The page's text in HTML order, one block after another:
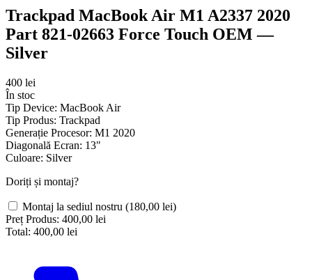
Trackpad MacBook Air M1 A2337 2020
Part 821-02663 Force Touch OEM —
Silver
400 lei
În stoc
Tip Device: MacBook Air
Tip Produs: Trackpad
Generație Procesor: M1 2020
Diagonală Ecran: 13"
Culoare: Silver
Doriți și montaj?
Montaj la sediul nostru (180,00 lei)
Preț Produs: 400,00 lei
Total: 400,00 lei